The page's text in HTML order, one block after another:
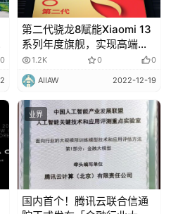
0
第二代骁龙8赋能Xiaomi 13
系列年度旗舰，实现高端探
索新突破
1.2K 0 0
AIIAW 2022-12-19
业界
国内首个！腾讯云联合信通